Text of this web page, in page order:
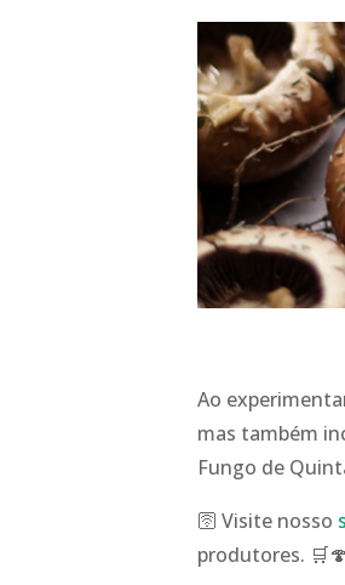
Ao
mas também
Fungo de
🛜 Visite nosso
produtores. 🛒🍄